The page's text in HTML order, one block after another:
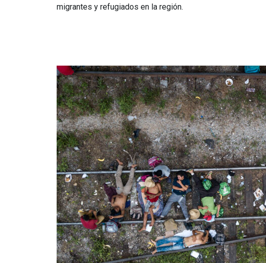
migrantes y refugiados en la región.